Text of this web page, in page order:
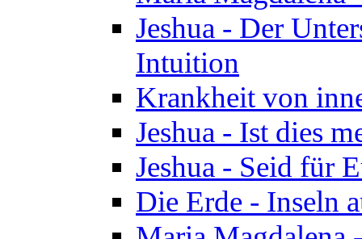
Jeshua - Der
Intuition
Krankheit von
Jeshua - Ist dies
Jeshua - Seid für
Die Erde - Inseln